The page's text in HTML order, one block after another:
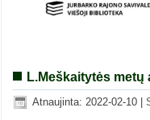
L.Meškaitytės metų
Atnaujinta: 2022-02-10